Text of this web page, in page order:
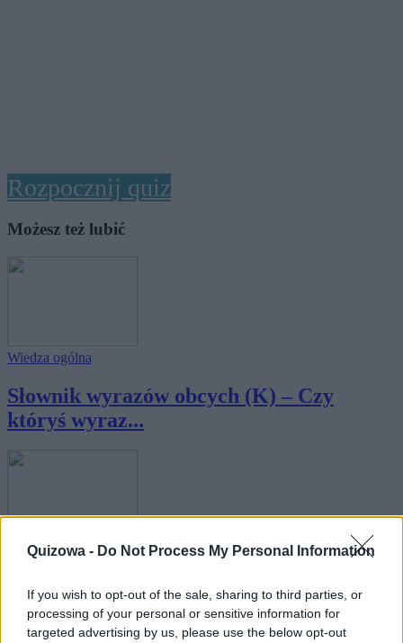
Quizowa - Do Not Process My Personal Information
If you wish to opt-out of the sale, sharing to third parties, or
processing of your personal or sensitive information for
targeted advertising by us, please use the below opt-out
Rozpocznij quiz
Możesz też lubić
Wiedza ogólna
Słownik wyrazów obcych (K) – Czy
któryś wyraz...
Wiedza ogólna
Słownik wyrazów obcych (A) – Czy któryś
wyraz...